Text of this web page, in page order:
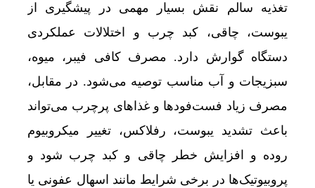
تغذیه سالم نقش بسیار مهمی در پیشگیری از
یبوست، چاقی، کبد چرب و اختلالات عملکردی
دستگاه گوارش دارد. مصرف کافی فیبر، میوه،
سبزیجات و آب مناسب توصیه می‌شود. در مقابل،
مصرف زیاد فست‌فودها و غذاهای پرچرب می‌تواند
باعث تشدید یبوست، رفلاکس، تغییر میکروبیوم
روده و افزایش خطر چاقی و کبد چرب شود و
پروبیوتیک‌ها در برخی شرایط مانند اسهال عفونی یا